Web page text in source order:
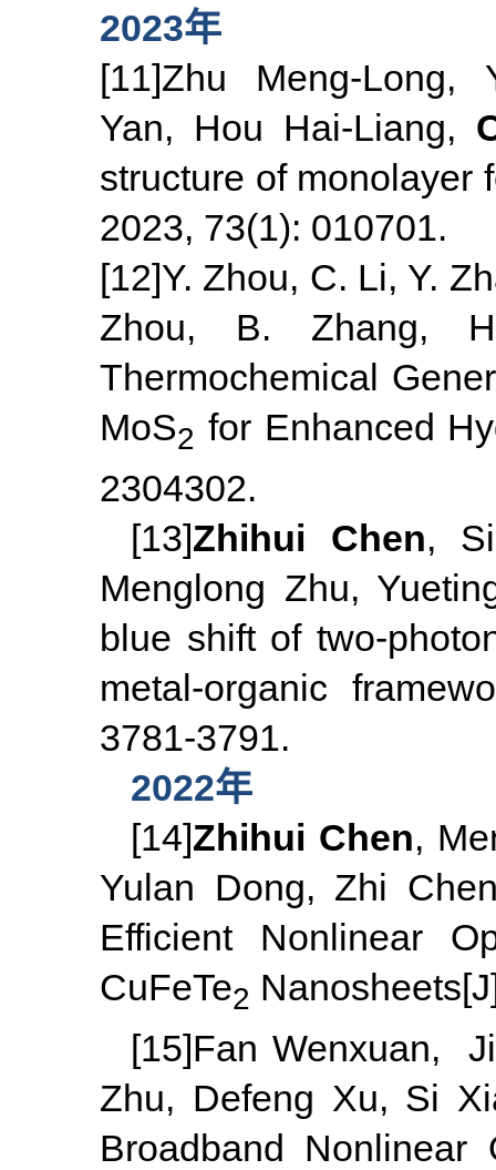
2023年
[11]Zhu Meng-
Yan, Hou Hai-Liang,
structure of monolayer
2023, 73(1): 010701.
[12]Y. Zhou, C. Li, Y.
Zhou, B. Zhang,
Thermochemical
MoS2 for Enhanced
2304302.
[13]Zhihui Chen,
Menglong Zhu,
blue shift of two-
metal-organic
3781-3791.
2022年
[14]Zhihui Chen,
Yulan Dong, Zhi
Efficient Nonlinear
CuFeTe2
[15]Fan Wenxuan,
Zhu, Defeng Xu, Si
Broadband